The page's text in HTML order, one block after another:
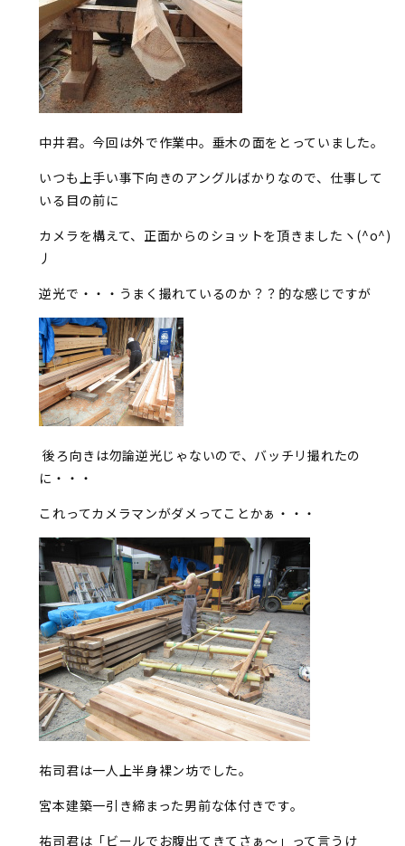
中井君。今回は外で作業中。垂木の面をとっていました。
いつも上手い事下向きのアングルばかりなので、仕事して
いる目の前に
カメラを構えて、正面からのショットを頂きましたヽ(^o^)
丿
逆光で・・・うまく撮れているのか？？的な感じですが
後ろ向きは勿論逆光じゃないので、バッチリ撮れたの
に・・・
これってカメラマンがダメってことかぁ・・・
祐司君は一人上半身裸ン坊でした。
宮本建築一引き締まった男前な体付きです。
祐司君は「ビールでお腹出てきてさぁ～」って言うけ